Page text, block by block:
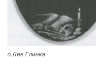
о.Лев Глинка